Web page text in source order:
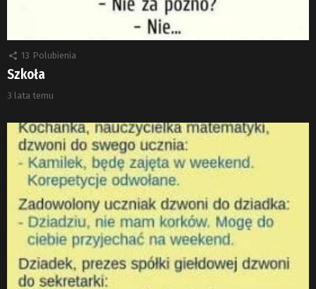
13 Polubienia
Szkoła
3 lata temu